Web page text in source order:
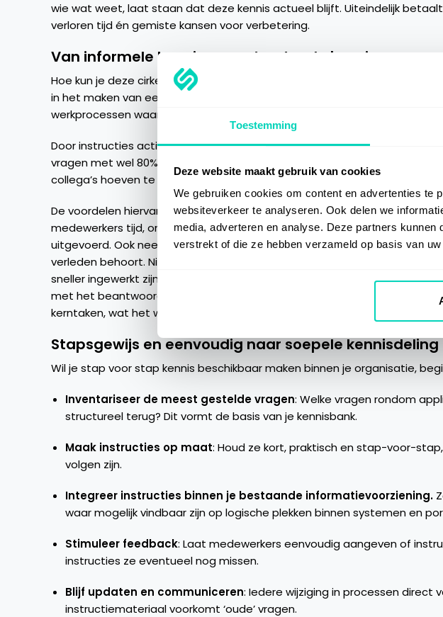
Toestemming
Deze website maakt gebruik van cookies
We gebruiken cookies om content en advertenties te
websiteverkeer te analyseren. Ook delen we
media, adverteren en analyse. Deze partners
verstrekt of die ze hebben verzameld op basis van
wie wat weet, laat staan dat deze kennis actueel blijft. Uiteindelijk
verloren tijd én gemiste kansen voor verbetering.​
Van informele kennis naar structurele borging
Hoe kun je deze cirkel doorbreken en zorgen voor een verbeterde manier
in het maken van eenvoudige instructies die je op één plek beheert en
werkprocessen waar collega's ze nodig hebben.
Door instructies actief te integreren binnen de werkplek, kunnen
vragen met wel 80% verminderen. Dit leidt ertoe dat medewerkers sneller
collega’s hoeven te onderbreken en daardoor hun productiviteit verhogen.
De voordelen hiervan zijn groot. Omdat instructies makkelijk te vinden en
medewerkers tijd, ontstaan er minder onderbrekingen en wordt werk op
uitgevoerd. Ook neemt de frustratie af, omdat zoeken naar informatie
verleden behoort. Nieuwe medewerkers vinden sneller de informatie die
sneller ingewerkt zijn en minder afhankelijk worden. Tegelijkertijd worden
met het beantwoorden van herhaalde vragen. Dit zorgt voor meer ruimte
kerntaken, wat het werkplezier en de efficiëntie op de werkvloer aanzienlijk
Stapsgewijs en eenvoudig naar soepele kennisdeling
Wil je stap voor stap kennis beschikbaar maken binnen je organisatie,
Inventariseer de meest gestelde vragen: Welke vragen rondom
structureel terug? Dit vormt de basis van je kennisbank.
Maak instructies op maat: Houd ze kort, praktisch en stap-voor-
volgen zijn.
Integreer instructies binnen je bestaande informatievoorziening.
waar mogelijk vindbaar zijn op logische plekken binnen systemen en
Stimuleer feedback: Laat medewerkers eenvoudig aangeven of
instructies ze eventueel nog missen.
Blijf updaten en communiceren: Iedere wijziging in processen direct
instructiemateriaal voorkomt ‘oude’ vragen.